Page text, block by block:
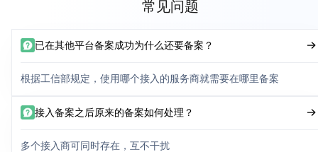
常见问题
已在其他平台备案成功为什么还要备案？
根据工信部规定，使用哪个接入的服务商就需要在哪里备案
接入备案之后原来的备案如何处理？
多个接入商可同时存在，互不干扰